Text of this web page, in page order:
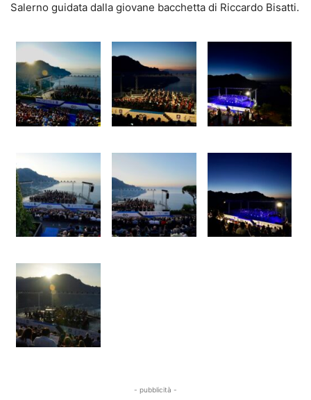
Salerno guidata dalla giovane bacchetta di Riccardo Bisatti.
- pubblicità -